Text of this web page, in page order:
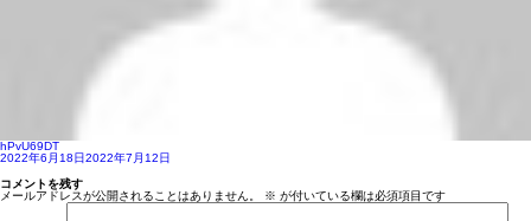
hPvU69DT
投
日:
2022年6月18日2022年7月12日
コメントを残す
メールアドレスが公開されることはありません。
※ が付いている欄は必須項目です